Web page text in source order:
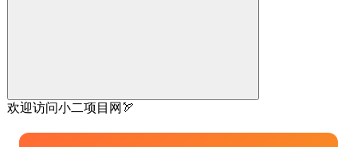
欢迎访问小二项目网🏹